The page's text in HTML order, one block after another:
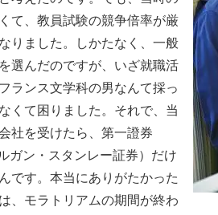
て、教員試験の競争倍率が厳
りました。しかたなく、一般
選んだのですが、いざ就職活
ランス文学科の男なんて採っ
くて困りました。それで、当
社を受けたら、第一證券
ガン・スタンレー証券）だけ
です。本当にありがたかった
、モラトリアムの期間が終わ